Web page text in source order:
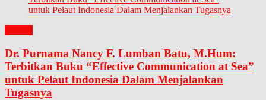
Dr. Purnama Nancy F. Lumban Batu, M.Hum:
Terbitkan Buku “Effective Communication at Sea”
untuk Pelaut Indonesia Dalam Menjalankan
Tugasnya